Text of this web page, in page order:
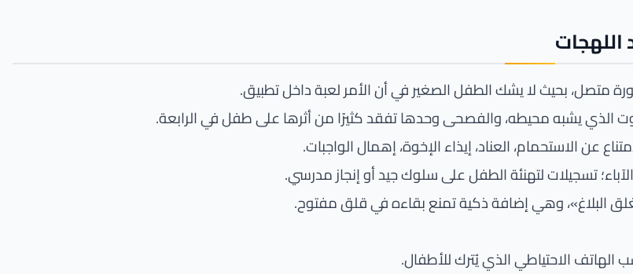
اللهجات
متصل، بحيث لا يشك الطفل الصغير في أن الأمر لعبة داخل تطبيق.
الذي يشبه محيطه، والفصحى وحدها تفقد كثيرًا من أثرها على طفل في الرابعة.
عن الاستحمام، العناد، إيذاء الإخوة، إهمال الواجبات.
تسجيلات لتهنئة الطفل على سلوك جيد أو إنجاز مدرسي.
البلاغ»، وهي إضافة ذكية تمنع بقاءه في قلق مفتوح.
الهاتف الاحتياطي الذي يُترك للأطفال.